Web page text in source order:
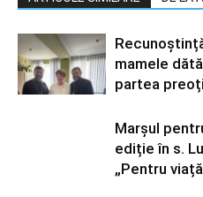
mamele
partea
Marșul
ediție în s.
„Pentru